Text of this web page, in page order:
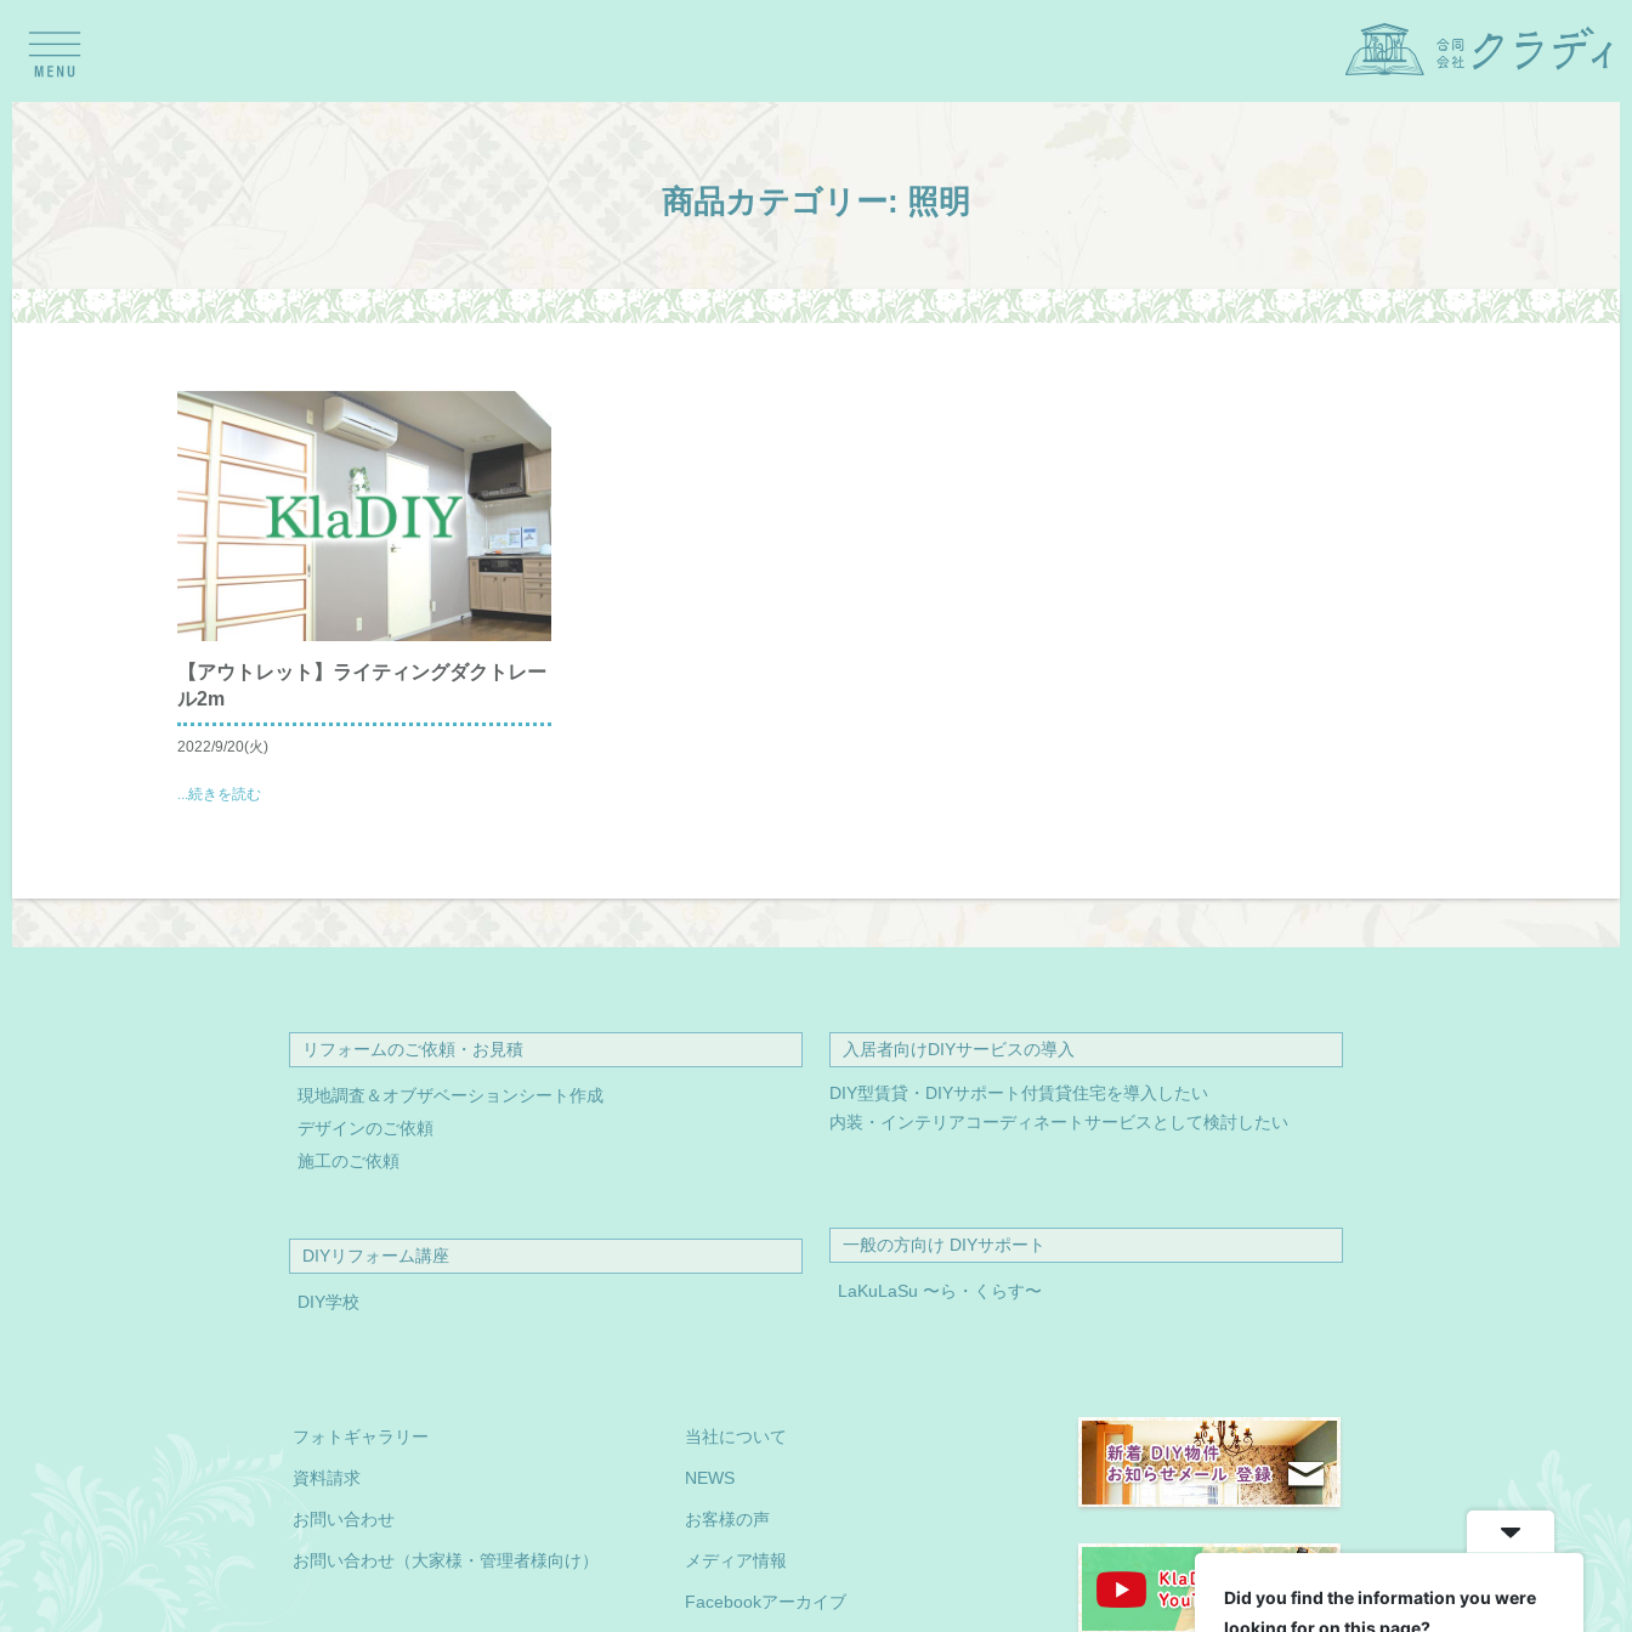
商品カテゴリー: 照明
【アウトレット】ライティングダクトレー
ル2m
2022/9/20(火)
...続きを読む
リフォームのご依頼・お見積
現地調査＆オブザベーションシート作成
デザインのご依頼
施工のご依頼
DIYリフォーム講座
DIY学校
入居者向けDIYサービスの導入
DIY型賃貸・DIYサポート付賃貸住宅を導入したい
内装・インテリアコーディネートサービスとして検討したい
一般の方向け DIYサポート
LaKuLaSu 〜ら・くらす〜
フォトギャラリー
資料請求
お問い合わせ
お問い合わせ（大家様・管理者様向け）
当社について
NEWS
お客様の声
メディア情報
Facebookアーカイブ
Did you find the information you were
looking for on this page?